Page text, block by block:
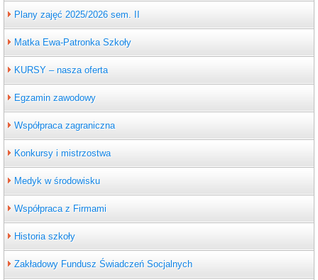
Plany zajęć 2025/2026 sem. II
Matka Ewa-Patronka Szkoły
KURSY – nasza oferta
Egzamin zawodowy
Współpraca zagraniczna
Konkursy i mistrzostwa
Medyk w środowisku
Współpraca z Firmami
Historia szkoły
Zakładowy Fundusz Świadczeń Socjalnych